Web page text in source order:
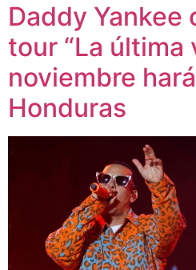
Daddy Yankee
tour “La última
noviembre
Honduras